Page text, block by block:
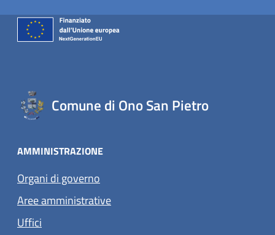
Comune di Ono San Pietro
AMMINISTRAZIONE
Organi di governo
Aree amministrative
Uffici